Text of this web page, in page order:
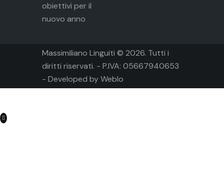
obiettivi per il
nuovo anno
Massimiliano Linguiti © 2026. Tutti i
diritti riservati. - P.IVA: 05667940653
- Developed byWeblo